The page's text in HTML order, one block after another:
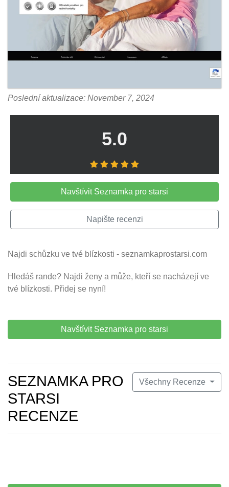
Poslední aktualizace: November 7, 2024
5.0
Navštívit Seznamka pro starsi
Napište recenzi
Najdi schůzku ve tvé blízkosti - seznamkaprostarsi.com
Hledáš rande? Najdi ženy a může, kteří se nacházejí ve
tvé blízkosti. Přidej se nyní!
Navštívit Seznamka pro starsi
Všechny Recenze
SEZNAMKA PRO
STARSI
RECENZE